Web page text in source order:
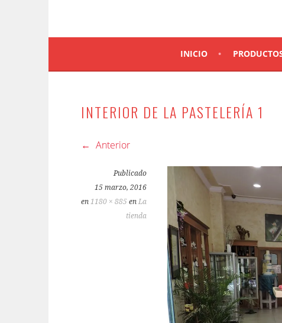
INICIO
INTERIOR DE LA PASTELERÍA 1
Anterior
Publicado
15 marzo, 2016
en 1180 × 885 en La
tienda